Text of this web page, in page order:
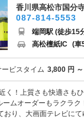
香川県高松市国分
087-814-5553
端岡駅 (徒歩15
高松檀紙IC (車
ービスタイム 3,800 円 ～
く！上質さも快適さも
ムオーダーもラクラク
おり、大画面テレビに